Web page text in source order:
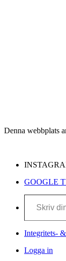
Denna webbplats
GOOGLE
Skriv din e-post …
Integritets-
Logga in